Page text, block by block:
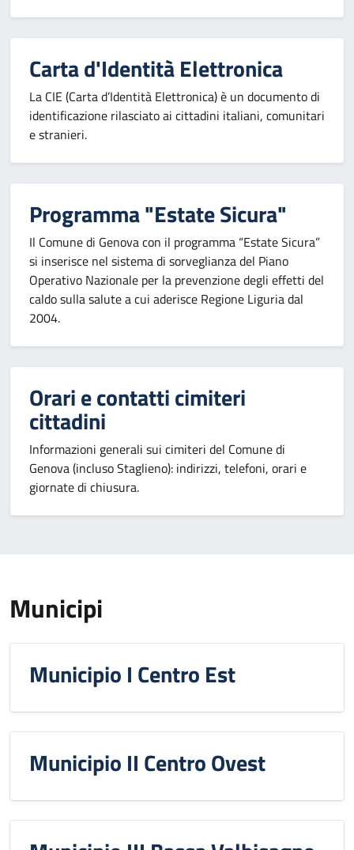
Carta d'Identità Elettronica
La CIE (Carta d’Identità Elettronica) è un documento di
identificazione rilasciato ai cittadini italiani, comunitari
e stranieri.
Programma "Estate Sicura"
Il Comune di Genova con il programma “Estate Sicura”
si inserisce nel sistema di sorveglianza del Piano
Operativo Nazionale per la prevenzione degli effetti del
caldo sulla salute a cui aderisce Regione Liguria dal
2004.
Orari e contatti cimiteri
cittadini
Informazioni generali sui cimiteri del Comune di
Genova (incluso Staglieno): indirizzi, telefoni, orari e
giornate di chiusura.
Municipi
Municipio I Centro Est
Municipio II Centro Ovest